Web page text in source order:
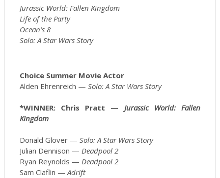
Jurassic World: Fallen Kingdom
Life of the Party
Ocean’s 8
Solo: A Star Wars Story
Choice Summer Movie Actor
Alden Ehrenreich — Solo: A Star Wars Story
*WINNER: Chris Pratt — Jurassic World: Fallen
Kingdom
Donald Glover — Solo: A Star Wars Story
Julian Dennison — Deadpool 2
Ryan Reynolds — Deadpool 2
Sam Claflin —Adrift